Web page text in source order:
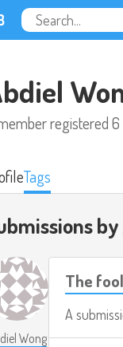
registered6
Tags
Wong
The fool
A